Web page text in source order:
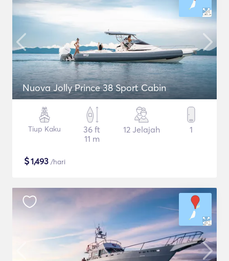
Nuova Jolly Prince 38 Sport Cabin
Tiup Kaku
36 ft
11 m
12 Jelajah 1
$1,493 /hari